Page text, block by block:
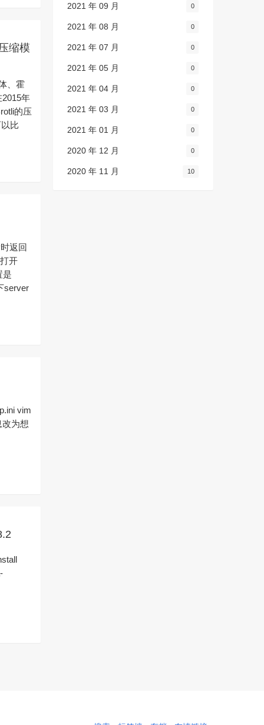
缩模
、霍
年
的压
比
返回
开
是
server
vim
改为想
2021 年 09 月 0
2021 年 08 月 0
2021 年 07 月 0
2021 年 05 月 0
2021 年 04 月 0
2021 年 03 月 0
2021 年 01 月 0
2020 年 12 月 0
2020 年 11 月 10